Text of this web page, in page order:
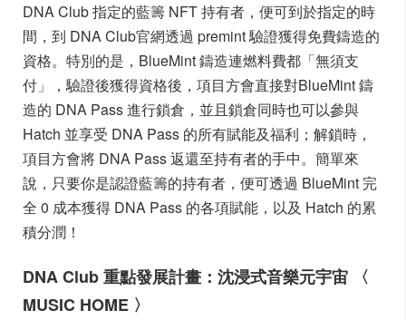
DNA Club 指定的藍籌 NFT 持有者，便可到於指定的時
間，到 DNA Club官網透過 premint 驗證獲得免費鑄造的
資格。特別的是，BlueMint 鑄造連燃料費都「無須支
付」，驗證後獲得資格後，項目方會直接對BlueMint 鑄
造的 DNA Pass 進行鎖倉，並且鎖倉同時也可以參與
Hatch 並享受 DNA Pass 的所有賦能及福利；解鎖時，
項目方會將 DNA Pass 返還至持有者的手中。簡單來
說，只要你是認證藍籌的持有者，便可透過 BlueMint 完
全 0 成本獲得 DNA Pass 的各項賦能，以及 Hatch 的累
積分潤！
DNA Club 重點發展計畫：沈浸式音樂元宇宙 〈
MUSIC HOME 〉